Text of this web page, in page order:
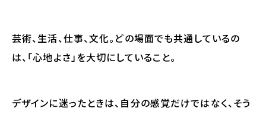
芸術、生活、仕事、文化。どの場面でも共通しているの
は、「心地よさ」を大切にしていること。
デザインに迷ったときは、自分の感覚だけではなく、そう